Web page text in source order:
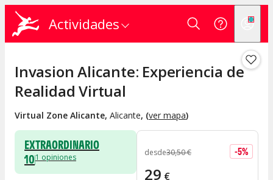
Actividades
Invasion Alicante: Experiencia de
Realidad Virtual
Virtual Zone Alicante, Alicante, (ver mapa)
EXTRAORDINARIO
101 opiniones desde30,50€ -5%
29 €